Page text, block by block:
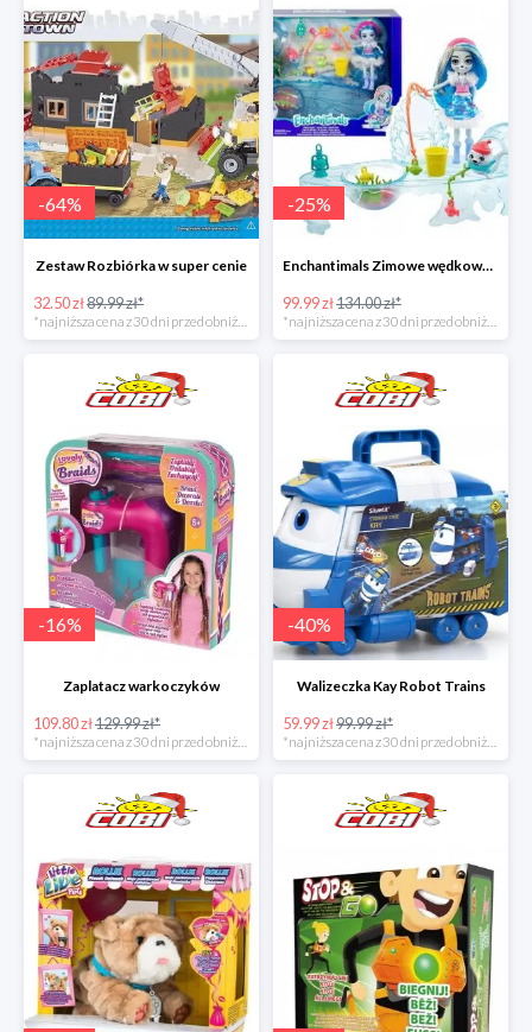
-64%
Zestaw Rozbiórka w super cenie
32.50 zł89.99 zł*
-25%
Enchantimals Zimowe wędkowanie w super cenie
99.99 zł134.00 zł*
-16%
Zaplatacz warkoczyków
109.80 zł129.99 zł*
*najniższa cena z 30 dni przed obniżką
-40%
Walizeczka Kay Robot Trains
59.99 zł99.99 zł*
*najniższa cena z 30 dni przed obniżką